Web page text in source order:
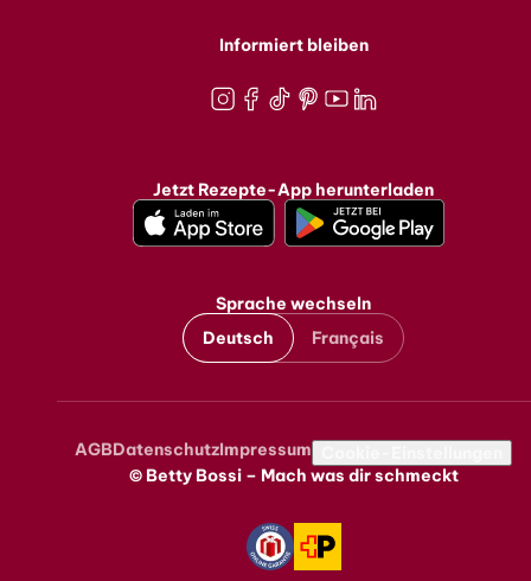
Informiert bleiben
Jetzt Rezepte-App herunterladen
Sprache wechseln
Deutsch
Français
Metanavigation
AGBDatenschutzImpressum
© Betty Bossi – Mach was dir schmeckt